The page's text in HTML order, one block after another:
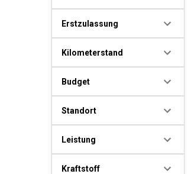
Erstzulassung
Kilometerstand
Budget
Standort
Leistung
Kraftstoff